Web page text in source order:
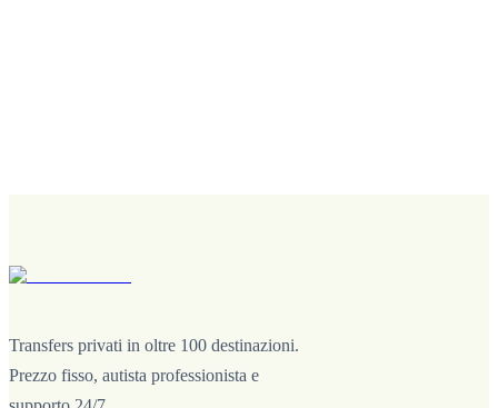
Transfers privati in oltre 100 destinazioni.
Prezzo fisso, autista professionista e